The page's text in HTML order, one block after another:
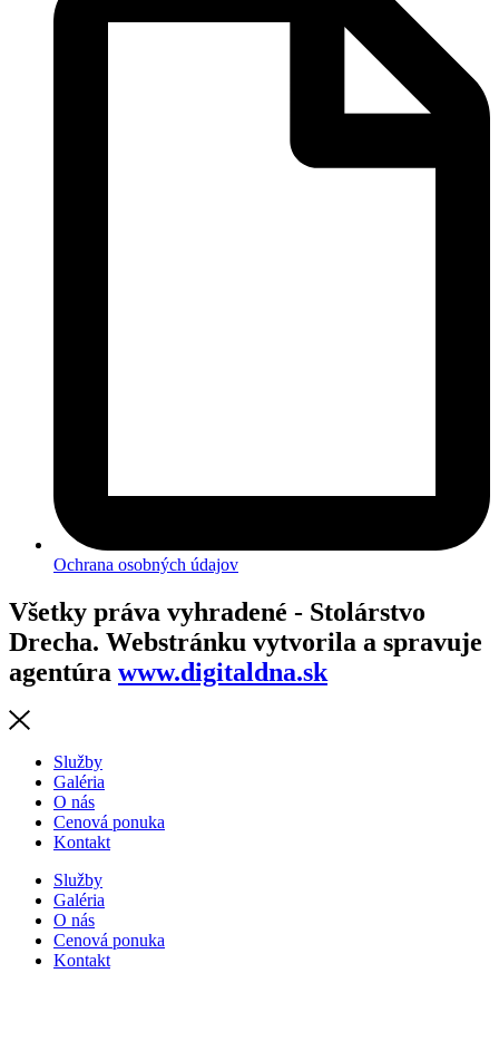
Ochrana osobných údajov
Všetky práva vyhradené - Stolárstvo
Drecha. Webstránku vytvorila a spravuje
agentúra www.digitaldna.sk
Služby
Galéria
O nás
Cenová ponuka
Kontakt
Služby
Galéria
O nás
Cenová ponuka
Kontakt